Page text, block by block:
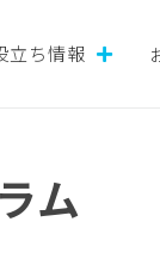
立ち情報
ム